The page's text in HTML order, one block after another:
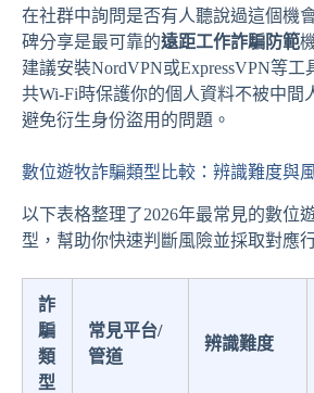
在社群中詢問是否有人聽說過這個機
碑分享是最可靠的遠距工作詐騙防範
建議安裝NordVPN或ExpressVPN等工
共Wi-Fi時保護你的個人資料不被中間
避免衍生身份盜用的問題。
數位遊牧詐騙類型比較：辨識難度與
以下表格整理了2026年最常見的數位
型，幫助你快速判斷風險並採取對應
詐
騙
類
型
常見平台/
管道
辨識難度